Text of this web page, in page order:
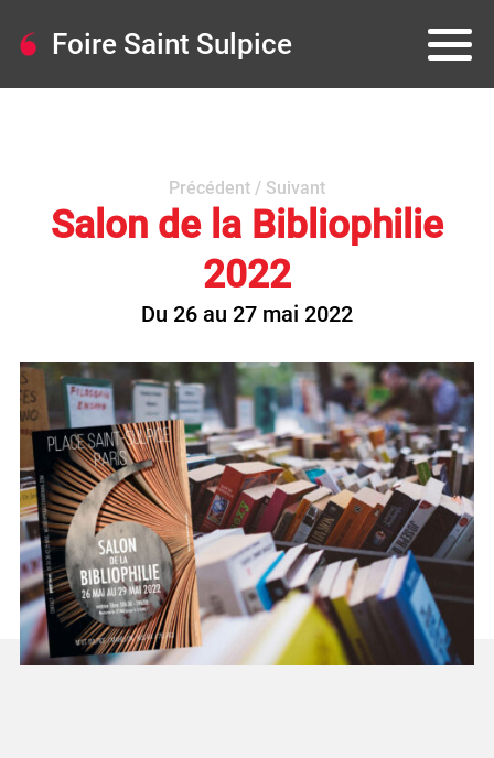
Foire Saint Sulpice
Précédent / Suivant
Salon de la Bibliophilie
2022
Du 26 au 27 mai 2022